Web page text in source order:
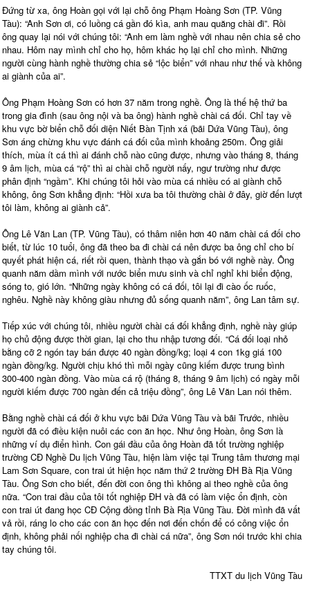
Đứng từ xa, ông Hoàn gọi với lại chỗ ông Phạm Hoàng Sơn (TP. Vũng
Tàu): “Anh Sơn ơi, có luồng cá gần đó kìa, anh mau quăng chài đi”. Rồi
ông quay lại nói với chúng tôi: “Anh em làm nghề với nhau nên chia sẻ cho
nhau. Hôm nay mình chỉ cho họ, hôm khác họ lại chỉ cho mình. Những
người cùng hành nghề thường chia sẻ “lộc biển” với nhau như thế và không
ai giành của ai”.
Ông Phạm Hoàng Sơn có hơn 37 năm trong nghề. Ông là thế hệ thứ ba
trong gia đình (sau ông nội và ba ông) hành nghề chài cá đối. Chỉ tay về
khu vực bờ biển chỗ đối diện Niết Bàn Tịnh xá (bãi Dứa Vũng Tàu), ông
Sơn áng chừng khu vực đánh cá đối của mình khoảng 250m. Ông giải
thích, mùa ít cá thì ai đánh chỗ nào cũng được, nhưng vào tháng 8, tháng
9 âm lịch, mùa cá “rộ” thì ai chài chỗ người nấy, ngư trường như được
phân định “ngầm”. Khi chúng tôi hỏi vào mùa cá nhiều có ai giành chỗ
không, ông Sơn khẳng định: “Hồi xưa ba tôi thường chài ở đây, giờ đến lượt
tôi làm, không ai giành cả”.
Ông Lê Văn Lan (TP. Vũng Tàu), có thâm niên hơn 40 năm chài cá đối cho
biết, từ lúc 10 tuổi, ông đã theo ba đi chài cá nên được ba ông chỉ cho bí
quyết phát hiện cá, riết rồi quen, thành thạo và gắn bó với nghề này. Ông
quanh năm dầm mình với nước biển mưu sinh và chỉ nghỉ khi biển động,
sóng to, gió lớn. “Những ngày không có cá đối, tôi lại đi cào ốc ruốc,
nghêu. Nghề này không giàu nhưng đủ sống quanh năm”, ông Lan tâm sự.
Tiếp xúc với chúng tôi, nhiều người chài cá đối khẳng định, nghề này giúp
họ chủ động được thời gian, lại cho thu nhập tương đối. “Cá đối loại nhỏ
bằng cỡ 2 ngón tay bán được 40 ngàn đồng/kg; loại 4 con 1kg giá 100
ngàn đồng/kg. Người chịu khó thì mỗi ngày cũng kiếm được trung bình
300-400 ngàn đồng. Vào mùa cá rộ (tháng 8, tháng 9 âm lịch) có ngày mỗi
người kiếm được 700 ngàn đến cả triệu đồng”, ông Lê Văn Lan nói thêm.
Bằng nghề chài cá đối ở khu vực bãi Dứa Vũng Tàu và bãi Trước, nhiều
người đã có điều kiện nuôi các con ăn học. Như ông Hoàn, ông Sơn là
những ví dụ điển hình. Con gái đầu của ông Hoàn đã tốt trường nghiệp
trường CĐ Nghề Du lịch Vũng Tàu, hiện làm việc tại Trung tâm thương mại
Lam Sơn Square, con trai út hiện học năm thứ 2 trường ĐH Bà Rịa Vũng
Tàu. Ông Sơn cho biết, đến đời con ông thì không ai theo nghề của ông
nữa. “Con trai đầu của tôi tốt nghiệp ĐH và đã có làm việc ổn định, còn
con trai út đang học CĐ Cộng đồng tỉnh Bà Rịa Vũng Tàu. Đời mình đã vất
vả rồi, ráng lo cho các con ăn học đến nơi đến chốn để có công việc ổn
định, không phải nối nghiệp cha đi chài cá nữa”, ông Sơn nói trước khi chia
tay chúng tôi.
TTXT du lịch Vũng Tàu